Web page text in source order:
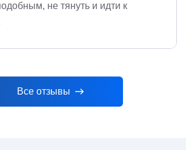
не тянуть и идти к
Все отзывы